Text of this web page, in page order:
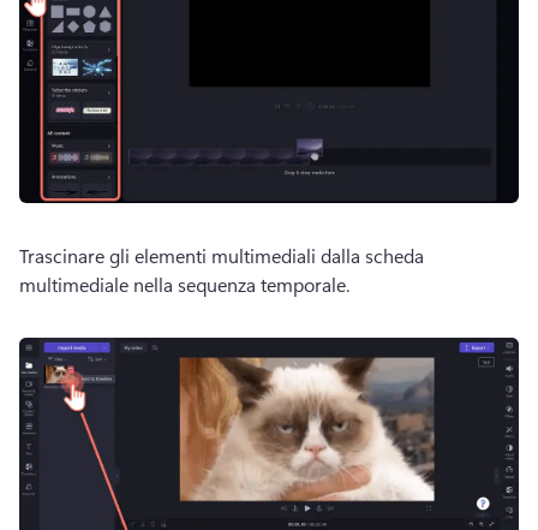
Trascinare gli elementi multimediali dalla scheda
multimediale nella sequenza temporale.